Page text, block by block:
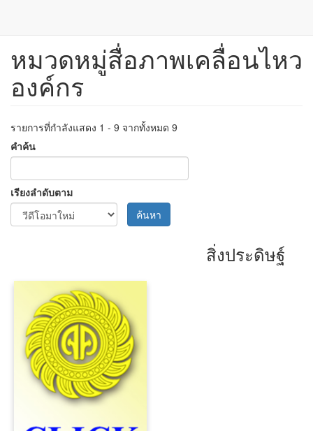
ข้าม
เนื้อหา
หมวดหมู่สื่อภาพเคลื่อนไหว
องค์กร
รายการที่กำลังแสดง 1 - 9 จากทั้งหมด 9
คำค้น
เรียงลำดับตาม
ค้นหา
สิ่งประดิษฐ์